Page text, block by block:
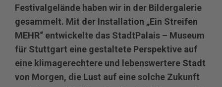
Festivalgelände haben wir in der Bildergalerie
gesammelt. Mit der Installation „Ein Streifen
MEHR“ entwickelte das StadtPalais – Museum
für Stuttgart eine gestaltete Perspektive auf
eine klimagerechtere und lebenswertere Stadt
von Morgen, die Lust auf eine solche Zukunft